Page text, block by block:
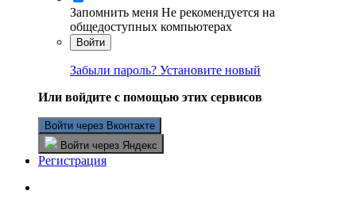
Запомнить меня Не рекомендуется на
общедоступных компьютерах
Войти
Забыли пароль? Установите новый
Или войдите с помощью этих сервисов
Войти через Вконтакте
Войти через Яндекс
Регистрация